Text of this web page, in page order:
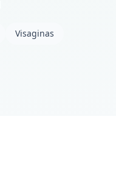
Visaginas